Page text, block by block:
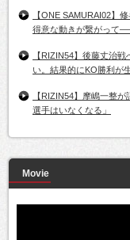
【ONE SAMURAI02】
得意な動きが繋がって
【RIZIN54】後藤丈治
い。結果的にKO勝利が
【RIZIN54】摩嶋一整
選手はいなくなる」
Movie